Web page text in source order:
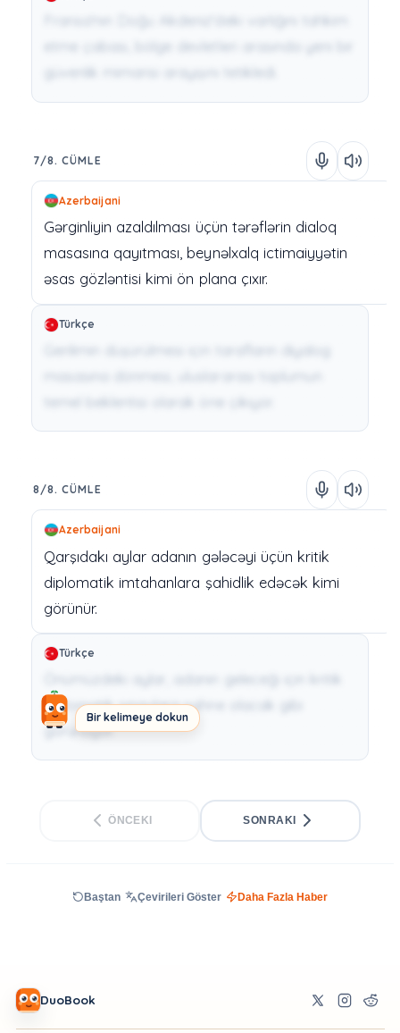
Bir kelimeye dokun
7/8. CÜMLE
Azerbaijani
Gərginliyin azaldılması üçün tərəflərin dialoq
masasına qayıtması, beynəlxalq ictimaiyyətin
əsas gözləntisi kimi ön plana çıxır.
Türkçe
temel beklentisi olarak öne çıkıyor.
8/8. CÜMLE
Azerbaijani
Qarşıdakı aylar adanın gələcəyi üçün kritik
diplomatik imtahanlara şahidlik edəcək kimi
görünür.
Türkçe
Önümüzdeki aylar, adanın geleceği için kritik
diplomatik sınavlara sahne olacak gibi
görünüyor.
ÖNCEKI SONRAKI
Baştan Çevirileri Göster Daha Fazla Haber
DuoBook